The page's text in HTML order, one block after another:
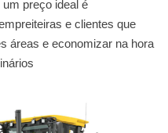
preço ideal é
e clientes que
áreas e economizar na hora